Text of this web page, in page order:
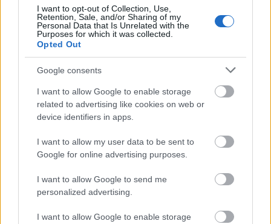
I want to opt-out of Collection, Use,
Retention, Sale, and/or Sharing of my
Personal Data that Is Unrelated with the
Purposes for which it was collected.
Opted Out
Google consents
I want to allow Google to enable storage
related to advertising like cookies on web or
device identifiers in apps.
I want to allow my user data to be sent to
Google for online advertising purposes.
I want to allow Google to send me
personalized advertising.
I want to allow Google to enable storage
4/ Fart: Korta intervaller 1 min x 5-8 st kort vila
(1 min), uppv + nedvarvning 0.30 tim
Led 1 -3 Elitmotionären. Antal pass 4-6
1/ Distans 1.30 – 2 tim helst så grennära träning
som möjligt. (skidåkning, rullskidor eller
stavgång)
2/ Fart Stakintervaller Staka 20 sek vila 20 sek
antal repetitioner mellan 30- 60 st + distans